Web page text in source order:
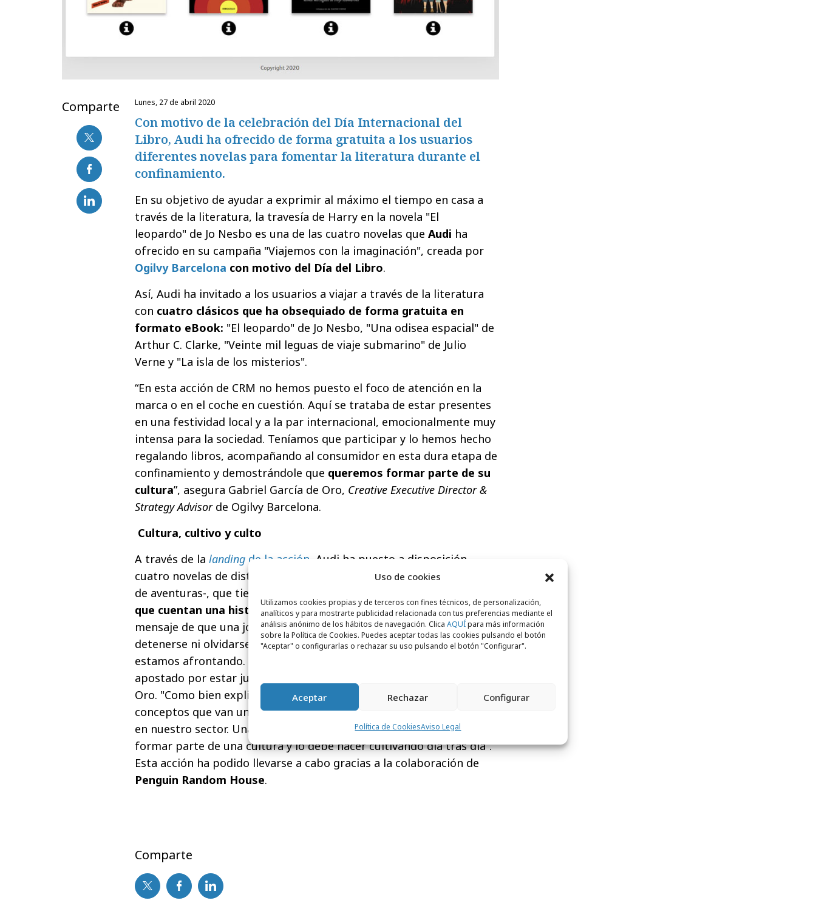
Uso de cookies
Utilizamos cookies propias y de terceros con fines técnicos, de personalización,
analíticos y para mostrarte publicidad relacionada con tus preferencias mediante el
análisis anónimo de los hábitos de navegación. Clica AQUÍpara más información
sobre la Política de Cookies. Puedes aceptar todas las cookies pulsando el botón
"Aceptar" o configurarlas o rechazar su uso pulsando el botón "Configurar".
Aceptar Rechazar Configurar
Política de CookiesAviso Legal
Comparte lunes, 27 de abril 2020
Con motivo de la celebración del Día Internacional del
Libro, Audi ha ofrecido de forma gratuita a los usuarios
diferentes novelas para fomentar la literatura durante el
confinamiento.
En su objetivo de ayudar a exprimir al máximo el tiempo en casa a
través de la literatura, la travesía de Harry en la novela "El
leopardo" de Jo Nesbo es una de las cuatro novelas que Audi ha
ofrecido en su campaña "Viajemos con la imaginación", creada por
Ogilvy Barcelona con motivo del Día del Libro.
Así, Audi ha invitado a los usuarios a viajar a través de la literatura
con cuatro clásicos que ha obsequiado de forma gratuita en
formato eBook: "El leopardo" de Jo Nesbo, "Una odisea espacial" de
Arthur C. Clarke, "Veinte mil leguas de viaje submarino" de Julio
Verne y "La isla de los misterios".
“En esta acción de CRM no hemos puesto el foco de atención en la
marca o en el coche en cuestión. Aquí se trataba de estar presentes
en una festividad local y a la par internacional, emocionalmente muy
intensa para la sociedad. Teníamos que participar y lo hemos hecho
regalando libros, acompañando al consumidor en esta dura etapa de
confinamiento y demostrándole que queremos formar parte de su
cultura”, asegura Gabriel García de Oro, Creative Executive Director &
Strategy Advisor de Ogilvy Barcelona.
Cultura, cultivo y culto
A través de la landing de la acción , Audi ha puesto a disposición
cuatro novelas de distinto género, -ciencia ficción, negra, infantil y
de aventuras-, que tienen en común la característica de ser
que cuentan una historia sobre un viaje. “Hemos lanzado el claro
mensaje de que una jornada tan especial como esta no podía
detenerse ni olvidarse a pesar de la excepcional situación que
estamos afrontando. Con ‘Viajemos con la imaginación’ hemos
apostado por estar junto a la gente y la cultura”, sostiene García de
Oro. "Como bien explica el filósofo Be Young So Hon, hay tres
conceptos que van unidos: cultura, cultivo y culto. Esta idea se aplica
en nuestro sector. Una marca que quiere ser de culto tiene que
formar parte de una cultura y lo debe hacer cultivando día tras día”.
Esta acción ha podido llevarse a cabo gracias a la colaboración de
Penguin Random House.
Comparte